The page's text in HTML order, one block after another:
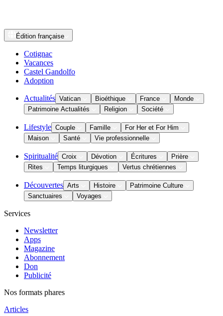
Édition française
Cotignac
Vacances
Castel Gandolfo
Adoption
Actualités Vatican Bioéthique France
Monde
Patrimoine Actualités
Religion Société
Lifestyle Couple Famille
For Her et For Him
Maison
Santé Vie professionnelle
Spiritualité Croix Dévotion Écritures
Prière
Rites
Temps liturgiques Vertus chrétiennes
Découvertes Arts Histoire
Patrimoine Culture
Sanctuaires
Voyages
Services
Newsletter
Apps
Magazine
Abonnement
Don
Publicité
Nos formats phares
Articles